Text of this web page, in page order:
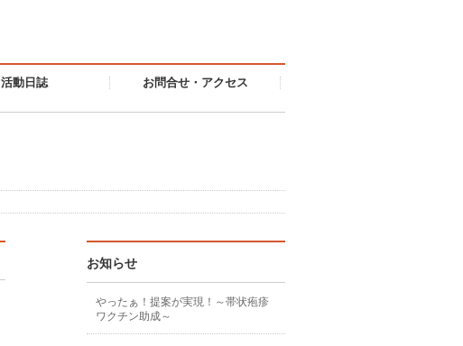
活動日誌 お問合せ・アクセス
お知らせ
やったぁ！提案が実現！～帯状疱疹
ワクチン助成～